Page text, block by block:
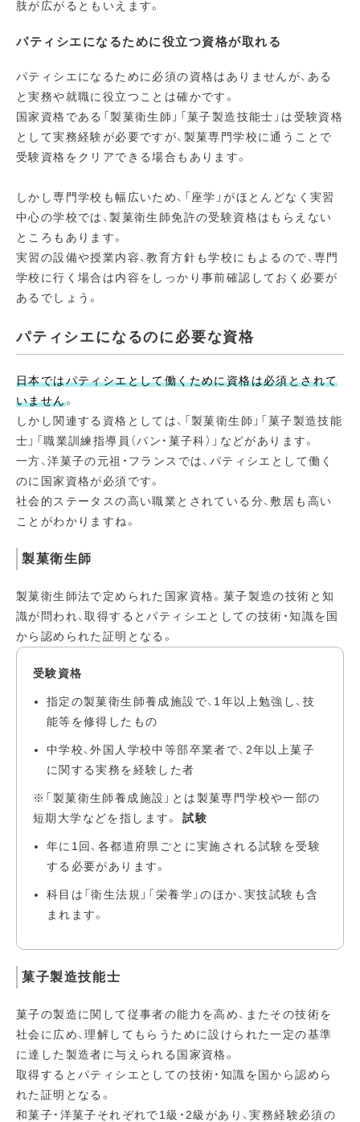
肢が広がるともいえます。
パティシエになるために役立つ資格が取れる
パティシエになるために必須の資格はありませんが、ある
と実務や就職に役立つことは確かです。
国家資格である「製菓衛生師」「菓子製造技能士」は受験資格
として実務経験が必要ですが、製菓専門学校に通うことで
受験資格をクリアできる場合もあります。
しかし専門学校も幅広いため、「座学」がほとんどなく実習
中心の学校では、製菓衛生師免許の受験資格はもらえない
ところもあります。
実習の設備や授業内容、教育方針も学校にもよるので、専門
学校に行く場合は内容をしっかり事前確認しておく必要が
あるでしょう。
パティシエになるのに必要な資格
日本ではパティシエとして働くために資格は必須とされて
いません。
しかし関連する資格としては、「製菓衛生師」「菓子製造技能
士」「職業訓練指導員（パン・菓子科）」などがあります。
一方、洋菓子の元祖・フランスでは、パティシエとして働く
のに国家資格が必須です。
社会的ステータスの高い職業とされている分、敷居も高い
ことがわかりますね。
製菓衛生師
製菓衛生師法で定められた国家資格。菓子製造の技術と知
識が問われ、取得するとパティシエとしての技術・知識を国
から認められた証明となる。
受験資格
指定の製菓衛生師養成施設で、1年以上勉強し、技
能等を修得したもの
中学校、外国人学校中等部卒業者で、2年以上菓子
に関する実務を経験した者
※「製菓衛生師養成施設」とは製菓専門学校や一部の
短期大学などを指します。試験
年に1回、各都道府県ごとに実施される試験を受験
する必要があります。
科目は「衛生法規」「栄養学」のほか、実技試験も含
まれます。
菓子製造技能士
菓子の製造に関して従事者の能力を高め、またその技術を
社会に広め、理解してもらうために設けられた一定の基準
に達した製造者に与えられる国家資格。
取得するとパティシエとしての技術・知識を国から認めら
れた証明となる。
和菓子・洋菓子それぞれで1級・2級があり、実務経験必須の